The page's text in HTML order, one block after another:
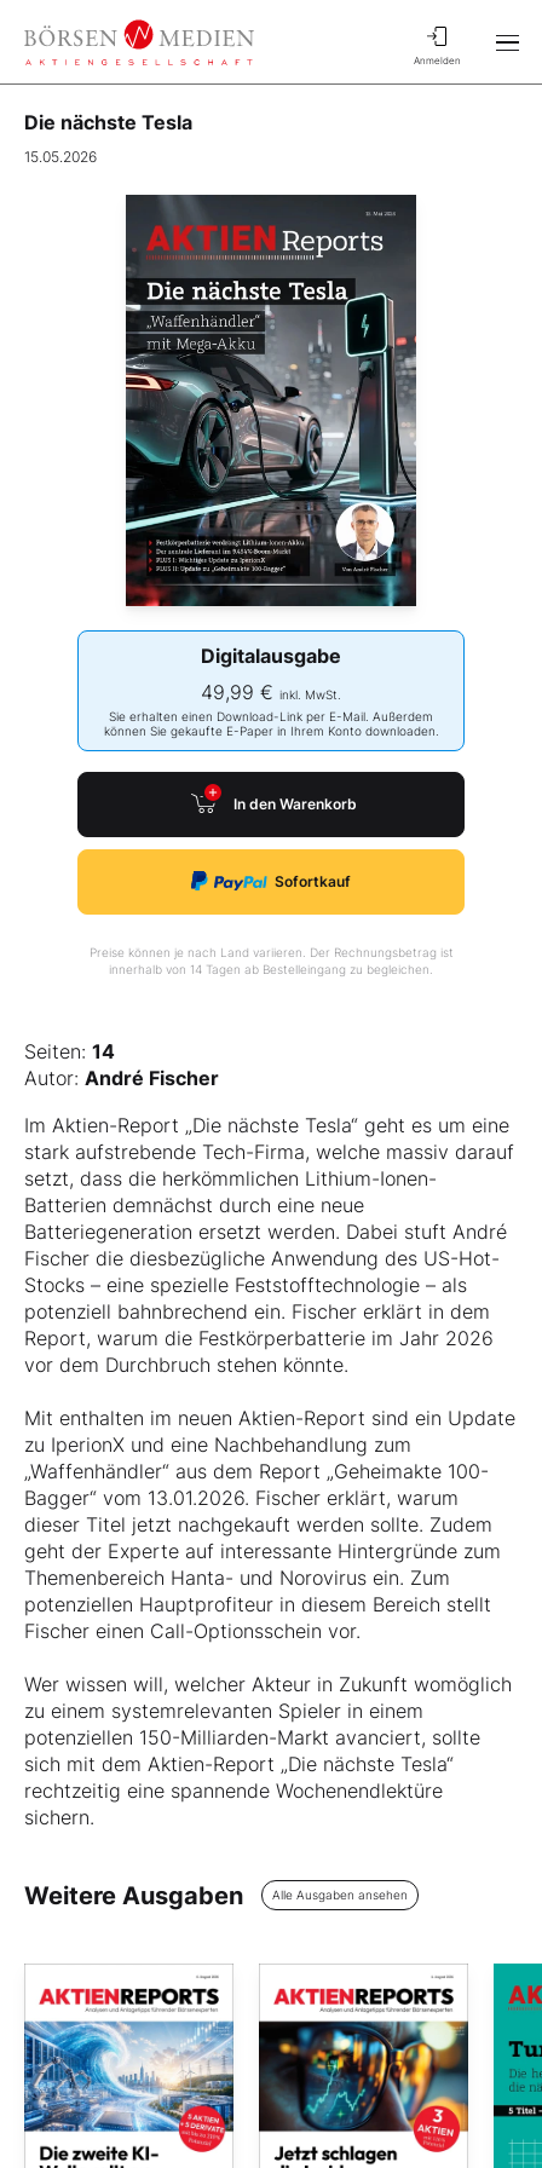
Anmelden
Die nächste Tesla
15.05.2026
Digitalausgabe
49,99 € inkl. MwSt.
Sie erhalten einen Download-Link per E-Mail. Außerdem
können Sie gekaufte E-Paper in Ihrem Konto downloaden.
In den Warenkorb
Sofortkauf
Preise können je nach Land variieren. Der Rechnungsbetrag ist
innerhalb von 14 Tagen ab Bestelleingang zu begleichen.
Seiten: 14
Autor: André Fischer
Im Aktien-Report „Die nächste Tesla“ geht es um eine
stark aufstrebende Tech-Firma, welche massiv darauf
setzt, dass die herkömmlichen Lithium-Ionen-
Batterien demnächst durch eine neue
Batteriegeneration ersetzt werden. Dabei stuft André
Fischer die diesbezügliche Anwendung des US-Hot-
Stocks – eine spezielle Feststofftechnologie – als
potenziell bahnbrechend ein. Fischer erklärt in dem
Report, warum die Festkörperbatterie im Jahr 2026
vor dem Durchbruch stehen könnte.
Mit enthalten im neuen Aktien-Report sind ein Update
zu IperionX und eine Nachbehandlung zum
„Waffenhändler“ aus dem Report „Geheimakte 100-
Bagger“ vom 13.01.2026. Fischer erklärt, warum
dieser Titel jetzt nachgekauft werden sollte. Zudem
geht der Experte auf interessante Hintergründe zum
Themenbereich Hanta- und Norovirus ein. Zum
potenziellen Hauptprofiteur in diesem Bereich stellt
Fischer einen Call-Optionsschein vor.
Wer wissen will, welcher Akteur in Zukunft womöglich
zu einem systemrelevanten Spieler in einem
potenziellen 150-Milliarden-Markt avanciert, sollte
sich mit dem Aktien-Report „Die nächste Tesla“
rechtzeitig eine spannende Wochenendlektüre
sichern.
Weitere Ausgaben Alle Ausgaben ansehen